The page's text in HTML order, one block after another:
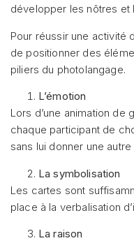
développer les nôtres et
Pour réussir une activité
de positionner des
piliers du photolangage.
L’émotion
Lors d’une animation de
chaque participant de
sans lui donner une
La symbolisation
Les cartes sont
place à la verbalisation
La raison